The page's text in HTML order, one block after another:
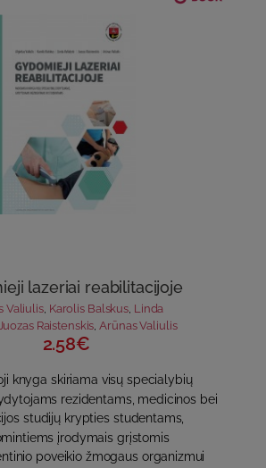
lazeriai reabilitacijoje
Valiulis Karolis Balskus Linda
Raistenskis,Arūnas Valiulis
2.58€
knyga skiriama visų specialybių
rezidentams, medicinos bei
studijų krypties studentams,
įrodymais grįstomis
poveikio žmogaus organizmui